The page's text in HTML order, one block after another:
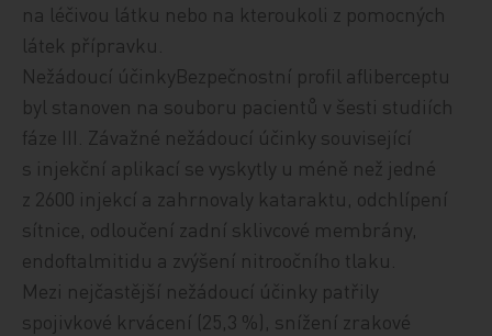
na léčivou látku nebo na kteroukoli z pomocných
látek přípravku.
Nežádoucí účinkyBezpečnostní profil afliberceptu
byl stanoven na souboru pacientů v šesti studiích
fáze III. Závažné nežádoucí účinky související
s injekční aplikací se vyskytly u méně než jedné
z 2600 injekcí a zahrnovaly kataraktu, odchlípení
sítnice, odloučení zadní sklivcové membrány,
endoftalmitidu a zvýšení nitroočního tlaku.
Mezi nejčastější nežádoucí účinky patřily
spojivkové krvácení (25,3 %), snížení zrakové